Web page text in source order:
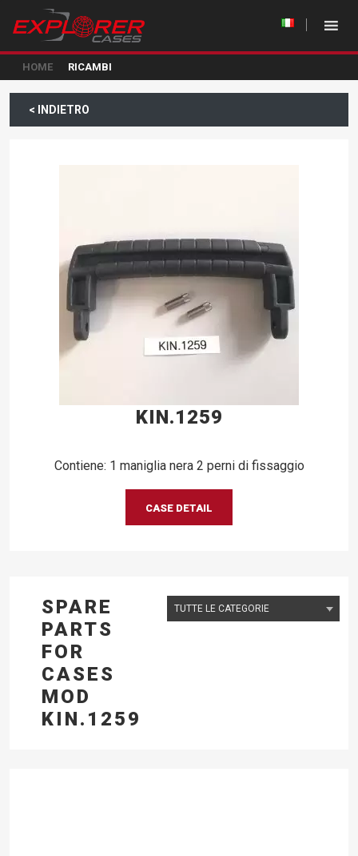
HOME RICAMBI
< INDIETRO
KIN.1259
Contiene: 1 maniglia nera 2 perni di fissaggio
CASE DETAIL
SPARE
PARTS
FOR
CASES
MOD
KIN.1259